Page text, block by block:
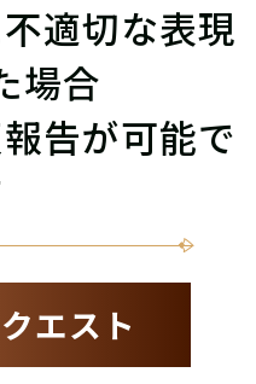
適切な表現
場合
告が可能で
エスト